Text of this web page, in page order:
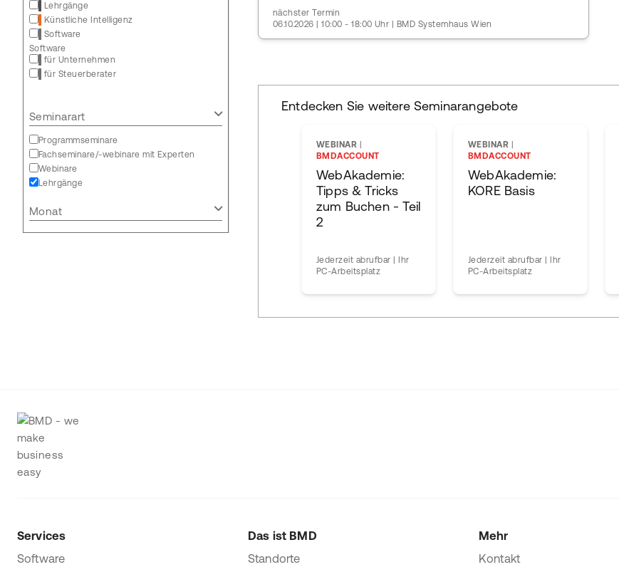
Lehrgänge
Künstliche Intelligenz
Software
Software
für Unternehmen
für Steuerberater
Seminarart
Programmseminare
Fachseminare/-webinare mit Experten
Webinare
Lehrgänge
Monat
nächster Termin
06.10.2026 | 10:00 - 18:00 Uhr | BMD Systemhaus Wien
Entdecken Sie weitere Seminarangebote
WEBINAR
BMDACCOUNT
WebAkademie:
Tipps & Tricks
zum Buchen - Teil
2
Jederzeit abrufbar | Ihr
PC-Arbeitsplatz
WEBINAR
BMDACCOUNT
WebAkademie:
KORE Basis
Jederzeit abrufbar | Ihr
PC-Arbeitsplatz
Services
Software
Das ist BMD
Standorte
Mehr
Kontakt